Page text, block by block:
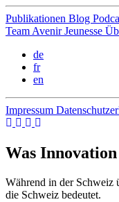
Publikationen Blog
Team Avenir Jeunesse
de
fr
en
Impressum
Was
Während in der Schweiz
die Schweiz bedeutet.